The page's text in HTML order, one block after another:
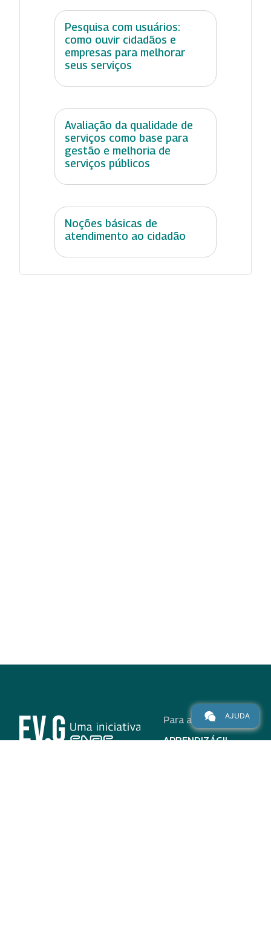
Pesquisa com usuários:
como ouvir cidadãos e
empresas para melhorar
seus serviços
Avaliação da qualidade de
serviços como base para
gestão e melhoria de
serviços públicos
Noções básicas de
atendimento ao cidadão
Para alunos
APRENDIZÁGIL
AJUDA